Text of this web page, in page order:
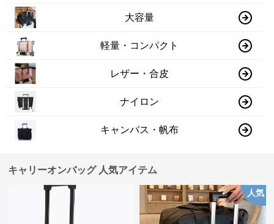
大容量
軽量・コンパクト
レザー・合皮
ナイロン
キャンバス・帆布
キャリーオンバッグ 人気アイテム
人気